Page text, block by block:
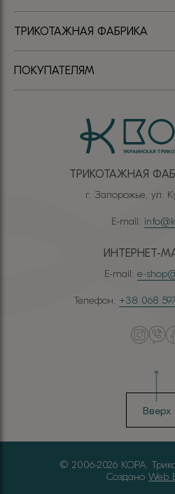
ТРИКОТАЖНАЯ
г. Запорожье, ул.
E-mail:
ИНТЕРНЕТ-
E-mail: e-
Телефон: +38 068
ТРИКОТАЖНАЯ ФАБРИКА
ПОКУПАТЕЛЯМ
Вверх
© 2006-2026 КОРА.
Создано Web